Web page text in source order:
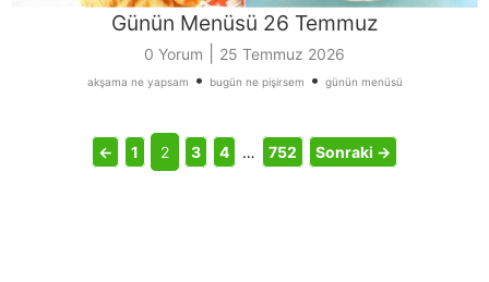
Günün Menüsü 26 Temmuz
0 Yorum 25 Temmuz 2026
akşama ne yapsam • bugün ne pişirsem • günün menüsü
← 1 2 3 4 … 752 Sonraki →